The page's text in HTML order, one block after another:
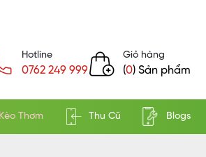
Hotline
0762 249 999
Giỏ hàng
(0) Sản phẩm
Kèo Thơm Thu Cũ Blogs